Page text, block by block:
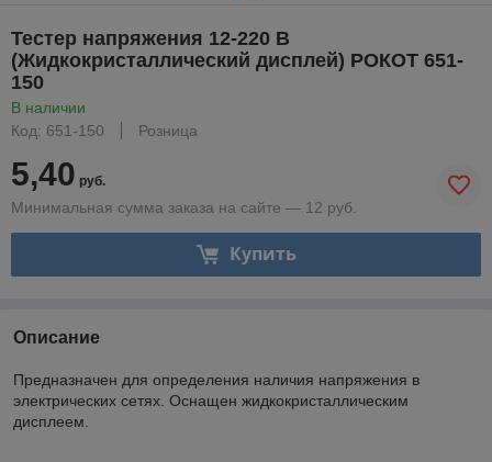
Тестер напряжения 12-220 В
(Жидкокристаллический дисплей) РОКОТ 651-
150
В наличии
Код: 651-150
Розница
5,40 руб.
Минимальная сумма заказа на сайте — 12 руб.
Купить
Описание
Предназначен для определения наличия напряжения в
электрических сетях. Оснащен жидкокристаллическим
дисплеем.